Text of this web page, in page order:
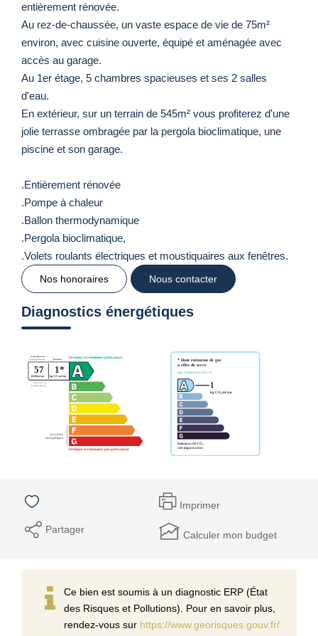
entièrement rénovée.
Au rez-de-chaussée, un vaste espace de vie de 75m²
environ, avec cuisine ouverte, équipé et aménagée avec
accès au garage.
Au 1er étage, 5 chambres spacieuses et ses 2 salles
d'eau.
En extérieur, sur un terrain de 545m² vous profiterez d'une
jolie terrasse ombragée par la pergola bioclimatique, une
piscine et son garage.
.Entièrement rénovée
.Pompe à chaleur
.Ballon thermodynamique
.Pergola bioclimatique,
.Volets roulants électriques et moustiquaires aux fenêtres.
Nos honoraires Nous contacter
Diagnostics énergétiques
Imprimer
Partager Calculer mon budget
Ce bien est soumis à un diagnostic ERP (État
des Risques et Pollutions). Pour en savoir plus,
rendez-vous sur https://www.georisques.gouv.fr/